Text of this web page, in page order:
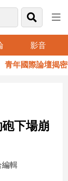
影音
國際論壇揭密無
下場崩
編輯